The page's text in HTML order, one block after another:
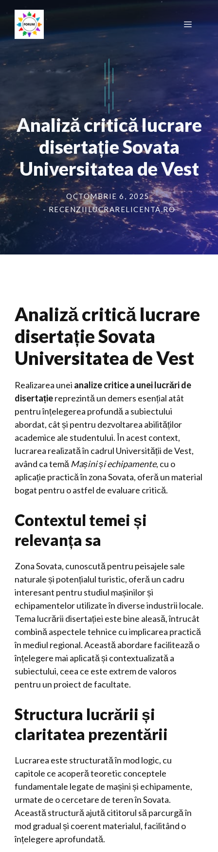
conținut
Meniu
Analiză critică lucrare
disertație Sovata
Universitatea de Vest
OCTOMBRIE 6, 2025
- RECENZIILUCRARELICENTA.RO
Analiză critică lucrare
disertație Sovata
Universitatea de Vest
Realizarea unei analize critice a unei lucrări de
disertațiereprezintă un demers esențial atât
pentru înțelegerea profundă a subiectului
abordat, cât și pentru dezvoltarea abilităților
academice ale studentului. În acest context,
lucrarea realizată în cadrul Universității de Vest,
având ca temă Mașini și echipamente, cu o
aplicație practică în zona Sovata, oferă un material
bogat pentru o astfel de evaluare critică.
Contextul temei și
relevanța sa
Zona Sovata, cunoscută pentru peisajele sale
naturale și potențialul turistic, oferă un cadru
interesant pentru studiul mașinilor și
echipamentelor utilizate în diverse industrii locale.
Tema lucrării disertației este bine aleasă, întrucât
combină aspectele tehnice cu implicarea practică
în mediul regional. Această abordare facilitează o
înțelegere mai aplicată și contextualizată a
subiectului, ceea ce este extrem de valoros
pentru un proiect de facultate.
Structura lucrării și
claritatea prezentării
Lucrarea este structurată în mod logic, cu
capitole ce acoperă teoretic conceptele
fundamentale legate de mașini și echipamente,
urmate de o cercetare de teren în Sovata.
Această structură ajută cititorul să parcurgă în
mod gradual și coerent materialul, facilitând o
înțelegere aprofundată.